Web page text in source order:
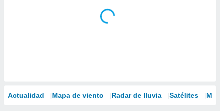
Actualidad Mapa de viento Radar de lluvia Satélites